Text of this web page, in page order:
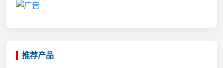
推荐产品